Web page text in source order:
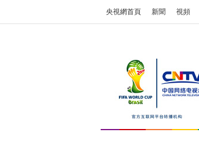
央視網首頁 新聞 視頻